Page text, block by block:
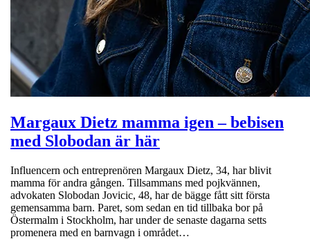
Margaux Dietz mamma igen – bebisen
med Slobodan är här
Influencern och entreprenören Margaux Dietz, 34, har blivit
mamma för andra gången. Tillsammans med pojkvännen,
advokaten Slobodan Jovicic, 48, har de bägge fått sitt första
gemensamma barn. Paret, som sedan en tid tillbaka bor på
Östermalm i Stockholm, har under de senaste dagarna setts
promenera med en barnvagn i området…